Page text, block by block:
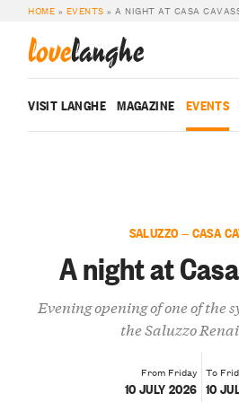
HOME » EVENTS »A NIGHT AT CASA
lovelanghe
VISIT LANGHE MAGAZINE EVENTS
SALUZZO — CASA
A night at
Evening opening of one of the
the Saluzzo
From Friday
10 JULY 2026
To
10